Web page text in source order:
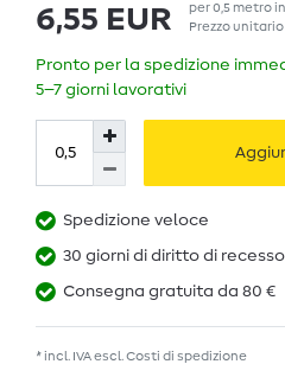
6,55 EUR per0,5 metro
Prezzo unitario
Pronto per la spedizione
5–7 giorni lavorativi
Spedizione veloce
30 giorni di diritto di recesso
Consegna gratuita da 80 €
* incl. IVA escl.Costi di spedizione